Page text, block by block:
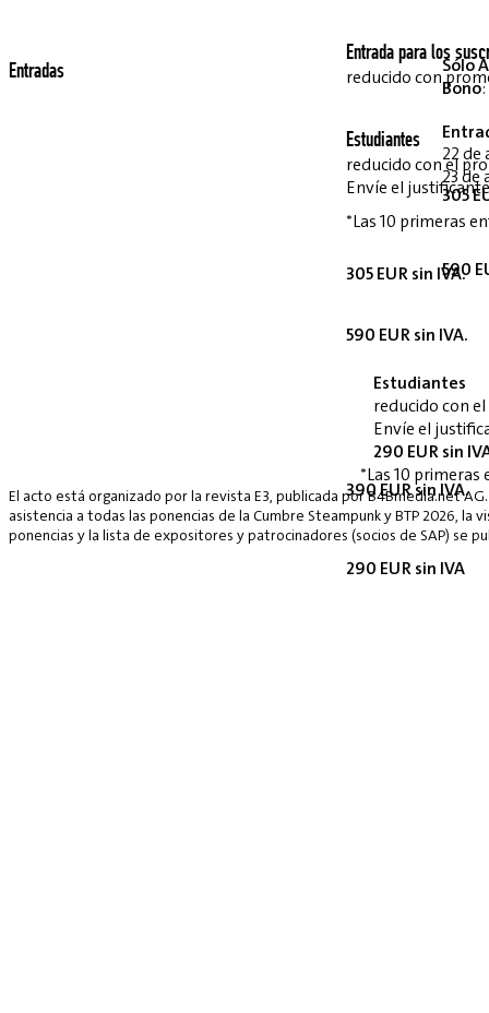
Entrada para los
reducido con
Estudiantes
reducido con el
Envíe el
*Las 10 primeras
305 EUR sin IVA.
590 EUR sin IVA.
390 EUR sin IVA.
290 EUR sin IVA
Entradas
Sólo
Bono:
22 de
23 de
305
590
Estudiantes
reducido con
Envíe el
290 EUR sin
*Las 10
El acto está organizado por la revista E3, publicada por B4Bmedia.net
asistencia a todas las ponencias de la Cumbre Steampunk y BTP 2026,
ponencias y la lista de expositores y patrocinadores (socios de SAP) se